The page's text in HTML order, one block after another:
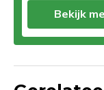
Bekijk